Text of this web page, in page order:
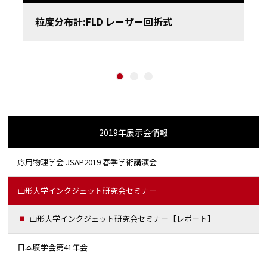
粒度分布計:FLD レーザー回折式
2019年展示会情報
応用物理学会 JSAP2019 春季学術講演会
山形大学インクジェット研究会セミナー
山形大学インクジェット研究会セミナー【レポート】
日本膜学会第41年会